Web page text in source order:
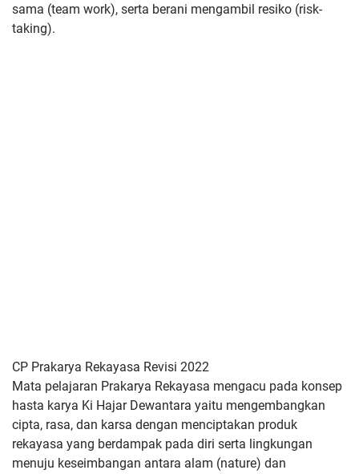
sama (team work), serta berani mengambil resiko (risk-
taking).
CP Prakarya Rekayasa Revisi 2022
Mata pelajaran Prakarya Rekayasa mengacu pada konsep
hasta karya Ki Hajar Dewantara yaitu mengembangkan
cipta, rasa, dan karsa dengan menciptakan produk
rekayasa yang berdampak pada diri serta lingkungan
menuju keseimbangan antara alam (nature) dan